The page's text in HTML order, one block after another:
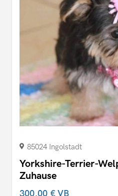
85024 Ingolstadt
Yorkshire-Terrier-
Zuhause
300,00 €VB